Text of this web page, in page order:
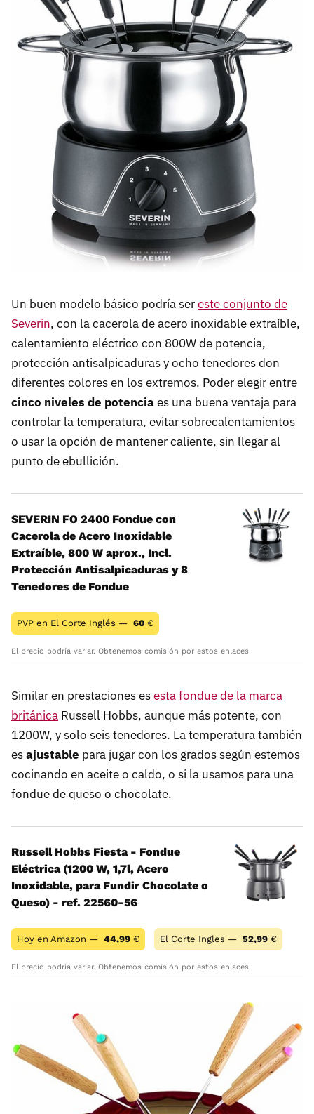
Un buen modelo básico podría sereste conjunto de
Severin, con la cacerola de acero inoxidable extraíble,
calentamiento eléctrico con 800W de potencia,
protección antisalpicaduras y ocho tenedores don
diferentes colores en los extremos. Poder elegir entre
cinco niveles de potenciaes una buena ventaja para
controlar la temperatura, evitar sobrecalentamientos
o usar la opción de mantener caliente, sin llegar al
punto de ebullición.
SEVERIN FO 2400 Fondue con
Cacerola de Acero Inoxidable
Extraíble, 800 W aprox., Incl.
Protección Antisalpicaduras y 8
Tenedores de Fondue
PVP en El Corte Inglés — 60 €
El precio podría variar. Obtenemos comisión por estos enlaces
Similar en prestaciones esesta fondue de la marca
británica Russell Hobbs, aunque más potente, con
1200W, y solo seis tenedores. La temperatura también
esajustable para jugar con los grados según estemos
cocinando en aceite o caldo, o si la usamos para una
fondue de queso o chocolate.
Russell Hobbs Fiesta - Fondue
Eléctrica (1200 W, 1,7l, Acero
Inoxidable, para Fundir Chocolate o
Queso) - ref. 22560-56
Hoy en Amazon — 44,99 € El Corte Ingles — 52,99 €
El precio podría variar. Obtenemos comisión por estos enlaces